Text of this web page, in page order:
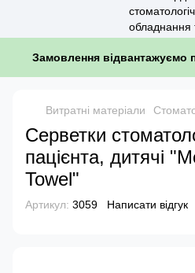
Замовлення відвантажуємо
Витратні матеріали
Серветки
пацієнта, дитячі
Towel"
Артикул: 3059 Написати відгук